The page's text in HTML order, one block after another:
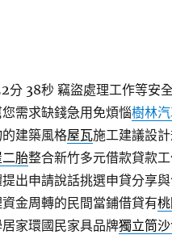
分 38秒竊盜處理工作等安
需求缺錢急用免煩惱樹林
建築風格屋瓦施工建議設
胎整合新竹多元借款貸款
出申請說話挑選申貸分享
金周轉的民間當鋪借貸有
家環國民家具品牌獨立筒